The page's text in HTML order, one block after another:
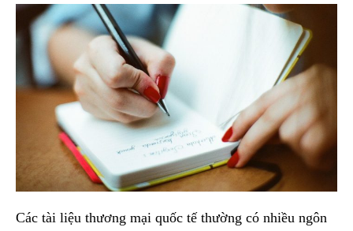
Các tài liệu thương mại quốc tế thường có nhiều ngôn